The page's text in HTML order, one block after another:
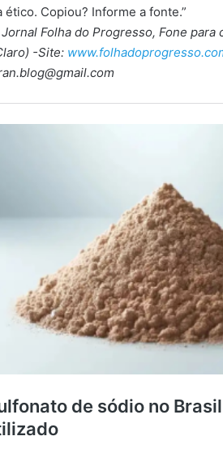
ético. Copiou? Informe a fonte.”
Folha do Progresso, Fone
-Site: